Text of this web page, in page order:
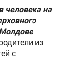
человека на
из
с